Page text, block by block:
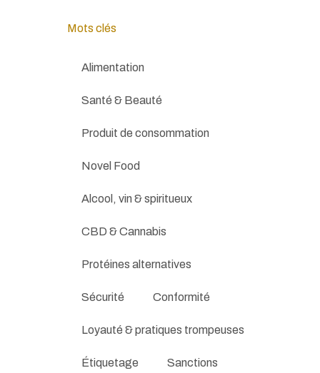
Mots clés
Alimentation
Santé & Beauté
Produit de consommation
Novel Food
Alcool, vin & spiritueux
CBD & Cannabis
Protéines alternatives
Sécurité Conformité
Loyauté & pratiques trompeuses
Étiquetage Sanctions